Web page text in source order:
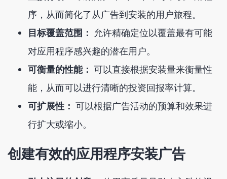
序，从而简化了从广告到安装的用户旅程。
目标覆盖范围： 允许精确定位以覆盖最有可能
对应用程序感兴趣的潜在用户。
可衡量的性能： 可以直接根据安装量来衡量性
能，从而可以进行清晰的投资回报率计算。
可扩展性： 可以根据广告活动的预算和效果进
行扩大或缩小。
创建有效的应用程序安装广告